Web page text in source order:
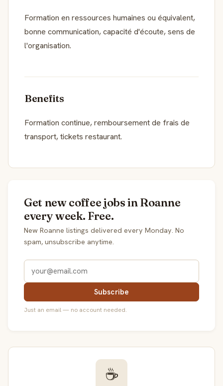
Formation en ressources humaines ou équivalent,
bonne communication, capacité d'écoute, sens de
l'organisation.
Benefits
Formation continue, remboursement de frais de
transport, tickets restaurant.
Get new coffee jobs in Roanne
every week. Free.
New Roanne listings delivered every Monday. No
spam, unsubscribe anytime.
Subscribe
Just an email — no account needed.
☕